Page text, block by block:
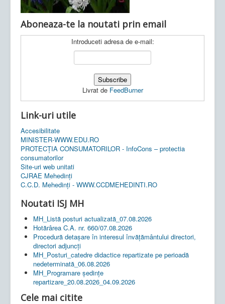
Aboneaza-te la noutati prin email
Introduceti adresa de e-mail:
Livrat de FeedBurner
Link-uri utile
Accesibilitate
MINISTER-WWW.EDU.RO
PROTECȚIA CONSUMATORILOR - InfoCons – protectia
consumatorilor
Site-uri web unitati
CJRAE Mehedinți
C.C.D. Mehedinţi - WWW.CCDMEHEDINTI.RO
Noutati ISJ MH
MH_Listă posturi actualizată_07.08.2026
Hotărârea C.A. nr. 660/07.08.2026
Procedură detașare în interesul învățământului directori,
directori adjuncți
MH_Posturi_catedre didactice repartizate pe perioadă
nedeterminată_06.08.2026
MH_Programare ședințe
repartizare_20.08.2026_04.09.2026
Cele mai citite